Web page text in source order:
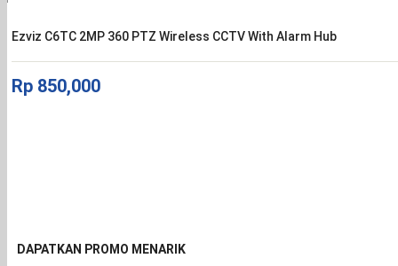
Ezviz C6TC 2MP 360 PTZ Wireless CCTV With Alarm Hub
Rp 850,000
DAPATKAN PROMO MENARIK